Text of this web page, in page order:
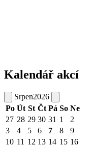
Kalendář akcí
Srpen2026
Po Út St Čt Pá So Ne
27 28 29 30 31 1
2
3
4 5 6 7 8
9
10 11 12 13 14 15 16